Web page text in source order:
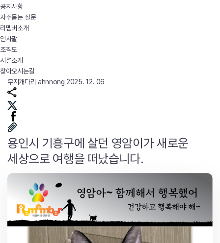
공지사항
자주묻는 질문
리멤버소개
인사말
조직도
시설소개
찾아오시는길
무지개다리 ahnnong 2025. 12. 06
용인시 기흥구에 살던 영암이가 새로운
세상으로 여행을 떠났습니다.